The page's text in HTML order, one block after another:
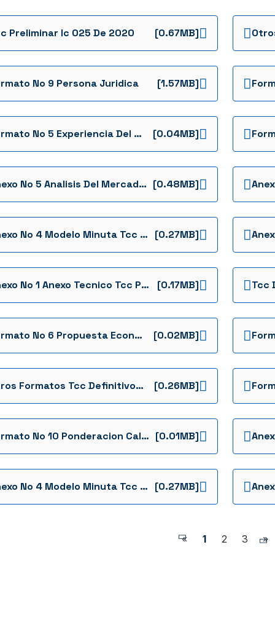
Preliminar Ic 025 De 2020 [0.67MB]
No 9 Persona Juridica [1.57MB]
Formato No 5 Experiencia Del Proponente Tcc Preliminares Formatos [0.04MB]
Anexo No 5 Analisis Del Mercado Tcc Preliminares Anexos [0.48MB]
Anexo No 4 Modelo Minuta Tcc Preliminares Anexos [0.27MB]
Anexo No 1 Anexo Tecnico Tcc Preliminares Anexos [0.17MB]
Formato No 6 Propuesta Economica Tcc Definitivos Formatos [0.02MB]
Otros Formatos Tcc Definitivos Formatos [0.26MB]
Formato No 10 Ponderacion Calidad Tcc Definitivos Formatos [0.01MB]
Anexo No 4 Modelo Minuta Tcc Definitivos Anexos [0.27MB]
« 1 2 3 »